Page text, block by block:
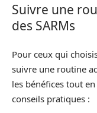
Suivre une
des SARMs
Pour ceux qui
suivre une routine
les bénéfices tout
conseils pratiques :